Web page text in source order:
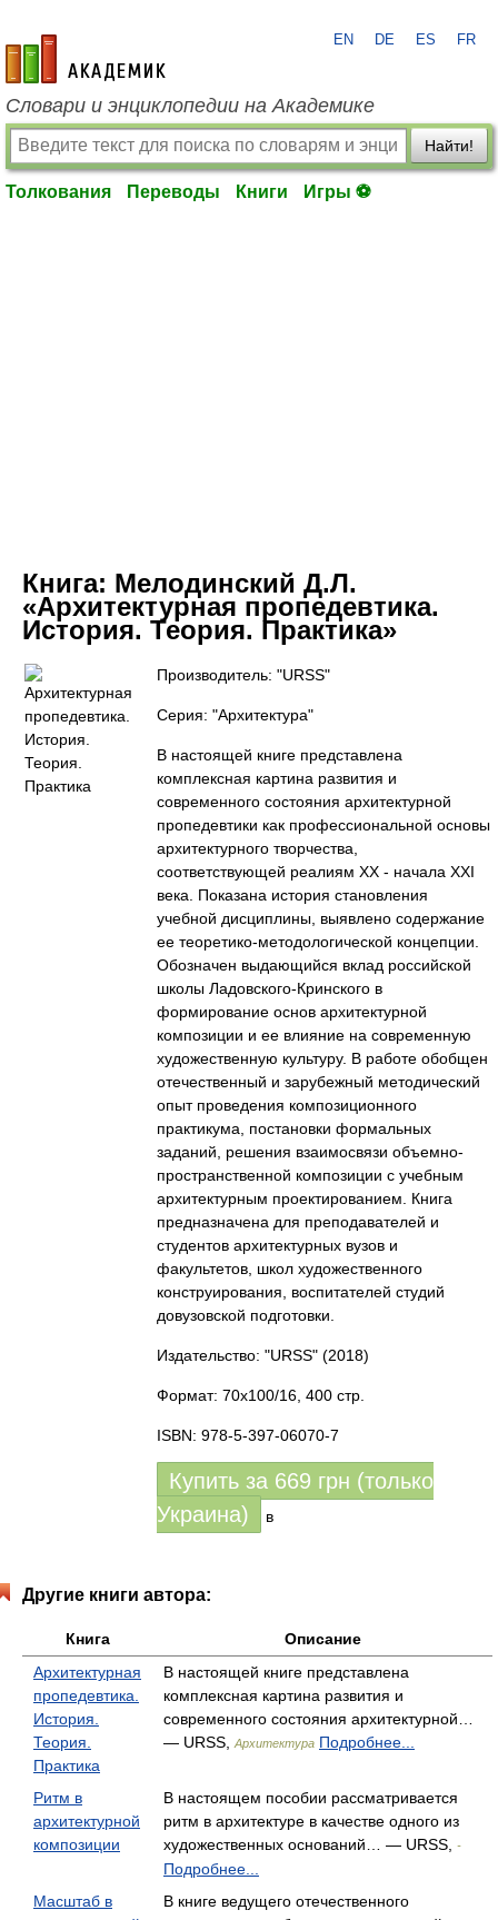
academic.ru
EN DE ES FR
Словари и энциклопедии на Академике
Найти!
Толкования Переводы Книги Игры ⚽
Книга: Мелодинский Д.Л.
«Архитектурная пропедевтика.
История. Теория. Практика»
Производитель: "URSS"
Серия: "Архитектура"
В настоящей книге представлена
комплексная картина развития и
современного состояния архитектурной
пропедевтики как профессиональной основы
архитектурного творчества,
соответствующей реалиям ХХ - начала XXI
века. Показана история становления
учебной дисциплины, выявлено содержание
ее теоретико-методологической концепции.
Обозначен выдающийся вклад российской
школы Ладовского-Кринского в
формирование основ архитектурной
композиции и ее влияние на современную
художественную культуру. В работе обобщен
отечественный и зарубежный методический
опыт проведения композиционного
практикума, постановки формальных
заданий, решения взаимосвязи объемно-
пространственной композиции с учебным
архитектурным проектированием. Книга
предназначена для преподавателей и
студентов архитектурных вузов и
факультетов, школ художественного
конструирования, воспитателей студий
довузовской подготовки.
Издательство: "URSS" (2018)
Формат: 70x100/16, 400 стр.
ISBN: 978-5-397-06070-7
Купить за 669 грн (только
Украина)
в
Другие книги автора:
Книга
Описание
Архитектурная
пропедевтика.
История.
Теория.
Практика
В настоящей книге представлена
комплексная картина развития и
современного состояния архитектурной…
— URSS,
Архитектура Подробнее...
Ритм в
архитектурной
композиции
В настоящем пособии рассматривается
ритм в архитектуре в качестве одного из
художественных оснований… — URSS,
-
Подробнее...
Масштаб в
В книге ведущего отечественного